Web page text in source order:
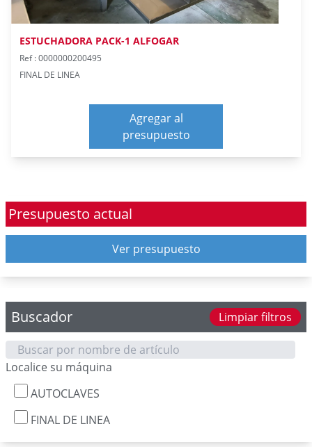
Presupuesto actual
Ver presupuesto
Buscador Limpiar filtros
Localice su máquina
AUTOCLAVES
FINAL DE LINEA
ESTUCHADORA PACK-1 ALFOGAR
Ref : 0000000200495
FINAL DE LINEA
Agregar al
presupuesto